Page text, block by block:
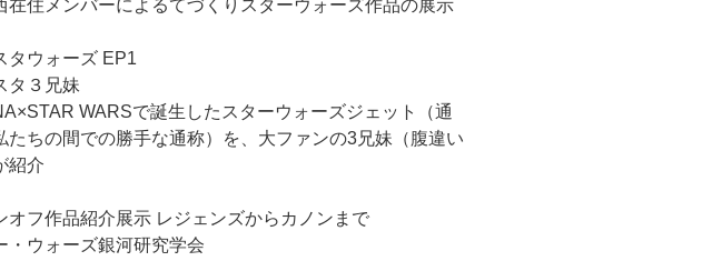
在住メンバーによるてづくりスターウォーズ作品の展示
タウォーズ EP1
タ３兄妹
WARSで誕生したスターウォーズジェット（通
ちの間での勝手な通称）を、大ファンの3兄妹（腹違い
紹介
オフ作品紹介展示 レジェンズからカノンまで
・ウォーズ銀河研究学会